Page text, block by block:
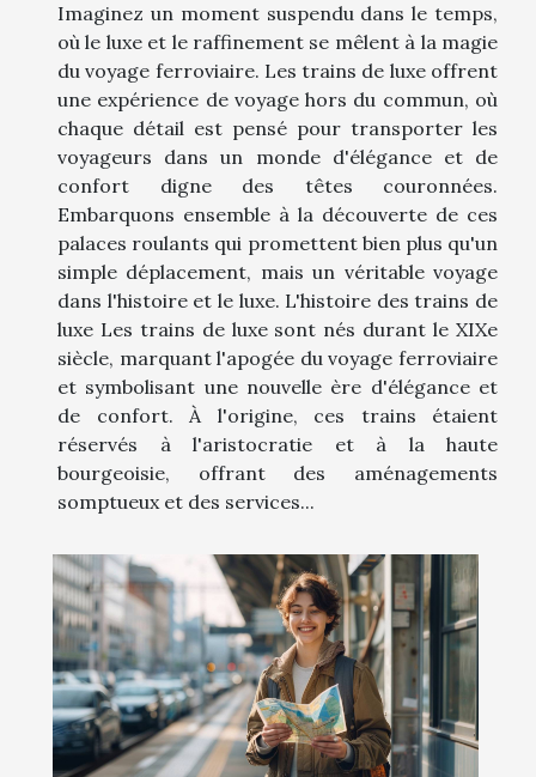
Imaginez un moment suspendu dans le temps,
où le luxe et le raffinement se mêlent à la magie
du voyage ferroviaire. Les trains de luxe offrent
une expérience de voyage hors du commun, où
chaque détail est pensé pour transporter les
voyageurs dans un monde d'élégance et de
confort digne des têtes couronnées.
Embarquons ensemble à la découverte de ces
palaces roulants qui promettent bien plus qu'un
simple déplacement, mais un véritable voyage
dans l'histoire et le luxe. L'histoire des trains de
luxe Les trains de luxe sont nés durant le XIXe
siècle, marquant l'apogée du voyage ferroviaire
et symbolisant une nouvelle ère d'élégance et
de confort. À l'origine, ces trains étaient
réservés à l'aristocratie et à la haute
bourgeoisie, offrant des aménagements
somptueux et des services...